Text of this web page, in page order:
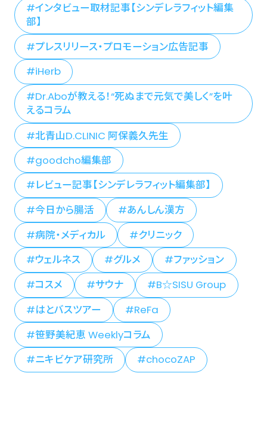
インタビュー取材記事【シンデレラフィット編集
部】
プレスリリース・プロモーション広告記事
iHerb
Dr.Aboが教える！“死ぬまで元気で美しく”を叶
えるコラム
北青山D.CLINIC 阿保義久先生
goodcho編集部
レビュー記事【シンデレラフィット編集部】
今日から腸活
あんしん漢方
病院・メディカル
クリニック
ウェルネス
グルメ
ファッション
コスメ
サウナ
B☆SISU Group
はとバスツアー
ReFa
笹野美紀恵 Weeklyコラム
ニキビケア研究所
chocoZAP